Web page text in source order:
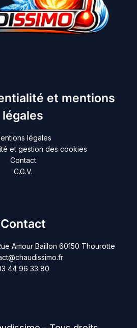
et mentions
légales
légales
et gestion des cookies
Contact
C.G.V.
Contact
Amour Baillon 60150 Thourotte
44 96 33 80